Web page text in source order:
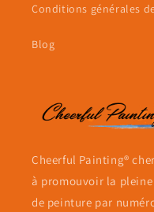
Conditions générales
Blog
Cheerful Painting®
à promouvoir la
de peinture par